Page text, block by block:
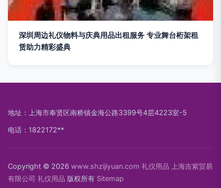
深圳周边礼仪物料与庆典用品出租服务 专业舞台桁架租
赁助力精彩盛典
地址：上海市奉贤区南桥镇金海公路3399号4层4223室-5
电话：1822172**
Copyright © 2026 www.shzijiyuan.com 礼仪用品
上海吉紫贸易
有限公司 礼仪用品 版权所有 Sitemap